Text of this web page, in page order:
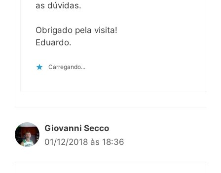
as dúvidas.
Obrigado pela visita!
Eduardo.
Carregando...
Giovanni Secco
01/12/2018 às 18:36